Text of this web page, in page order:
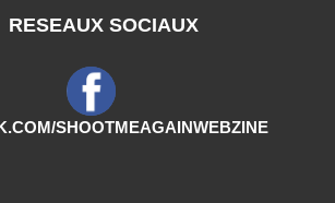
RESEAUX SOCIAUX
SHOOTMEAGAINWEBZINE